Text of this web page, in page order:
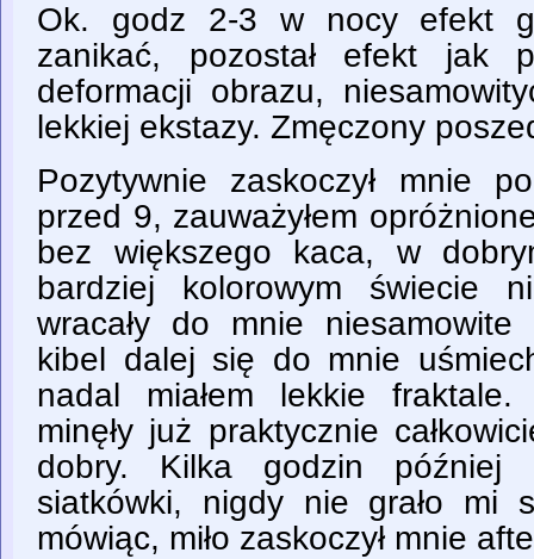
Ok. godz 2-3 w nocy efekt
zanikać, pozostał efekt jak
deformacji obrazu,
lekkiej ekstazy. Zmęczony
Pozytywnie zaskoczył mnie
przed 9, zauważyłem
bez większego kaca, w
bardziej kolorowym świecie
wracały do mnie
kibel dalej się do mnie
nadal miałem lekkie fraktale.
minęły już praktycznie
dobry. Kilka godzin później
siatkówki, nigdy nie grało mi
mówiąc, miło zaskoczył mnie